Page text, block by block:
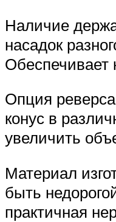
Наличие
насадок
Обеспечивает
Опция
конус в
увеличить
Материал
быть
практичная